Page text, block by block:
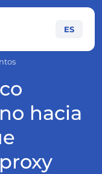
ES
hacia